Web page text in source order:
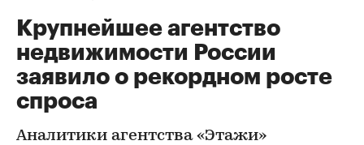
Крупнейшее агентство
недвижимости России
заявило о рекордном росте
спроса
Аналитики агентства «Этажи»